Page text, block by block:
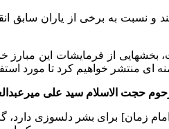
و نسبت به برخی از یاران سابق
از فرمایشات این